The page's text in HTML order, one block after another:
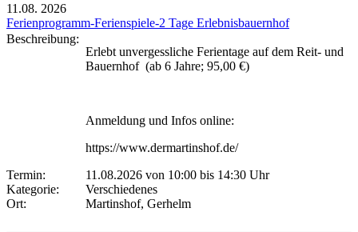
11.08. 2026
Ferienprogramm-Ferienspiele-2 Tage Erlebnisbauernhof
Beschreibung:
Erlebt unvergessliche Ferientage auf dem Reit- und
Bauernhof (ab 6 Jahre; 95,00 €)
Anmeldung und Infos online:
https://www.dermartinshof.de/
Termin:
11.08.2026 von 10:00 bis 14:30 Uhr
Kategorie:
Verschiedenes
Ort:
Martinshof, Gerhelm